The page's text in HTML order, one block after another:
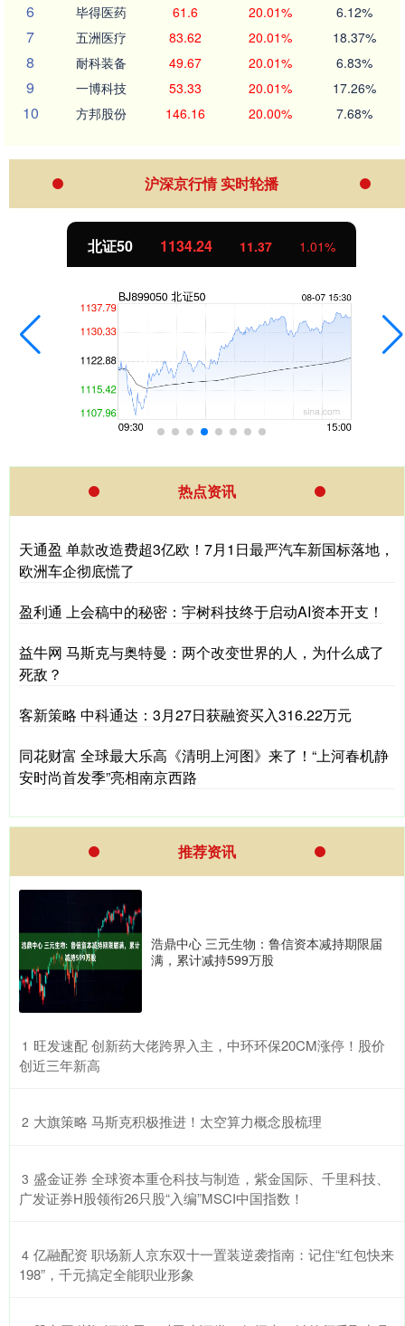
6 毕得医药 61.6 20.01% 6.12%
7 五洲医疗 83.62 20.01% 18.37%
8 耐科装备 49.67 20.01% 6.83%
9 一博科技 53.33 20.01% 17.26%
10 方邦股份 146.16 20.00% 7.68%
沪深京行情 实时轮播
北证50 1134.24 11.37 1.01%
热点资讯
天通盈 单款改造费超3亿欧！7月1日最严汽车新国标落地，
欧洲车企彻底慌了
盈利通 上会稿中的秘密：宇树科技终于启动AI资本开支！
益牛网 马斯克与奥特曼：两个改变世界的人，为什么成了
死敌？
客新策略 中科通达：3月27日获融资买入316.22万元
同花财富 全球最大乐高《清明上河图》来了！“上河春机静
安时尚首发季”亮相南京西路
推荐资讯
浩鼎中心 三元生物：鲁信资本减持期限届
满，累计减持599万股
1 ​旺发速配 创新药大佬跨界入主，中环环保20CM涨停！股价
创近三年新高
2 ​大旗策略 马斯克积极推进！太空算力概念股梳理
3 ​盛金证券 全球资本重仓科技与制造，紫金国际、千里科技、
广发证券H股领衔26只股“入编”MSCI中国指数！
4 ​亿融配资 职场新人京东双十一置装逆袭指南：记住“红包快来
198”，千元搞定全能职业形象